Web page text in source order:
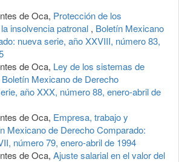
de Oca, Protección de los
insolvencia patronal , Boletín Mexicano
nueva serie, año XXVIII, número 83,
de Oca, Ley de los sistemas de
Boletín Mexicano de Derecho
año XXX, número 88, enero-abril de
de Oca, Empresa, trabajo y
Mexicano de Derecho Comparado:
número 79, enero-abril de 1994
de Oca, Ajuste salarial en el valor del